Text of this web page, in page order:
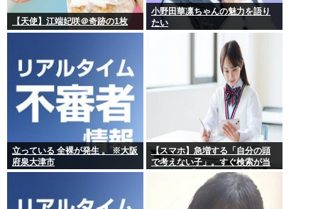
【天使】江端妃咲＠奇跡の1枚
小野田華凛ちゃんの魅力を語り
たい
立っている 全裸が発生 。 ※大阪
府泉大津市
【スマホ】急増する「自分の頭
で考えない子」。すぐ検索が当
たり前に 「タイパ」至上主義